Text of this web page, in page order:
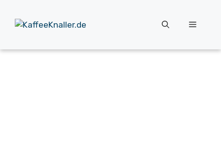
Inhalt
springen
Menü